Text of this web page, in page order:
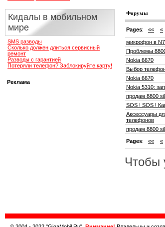
Кидалы в мобильном
мире
SMS разводы
Сколько должен длиться сервисный
ремонт
Разводы с гарантией
Потеряли телефон? Заблокируйте карту!
Реклама
Форумы
Pages: «« «
микрофон в
Проблемы
Nokia 6670
Выбор
Nokia 6670
Nokia 5310:
продам 8800
SOS ! SOS !
Аксессуары
телефонов
продам 8800
Pages: «« «
Чтобы